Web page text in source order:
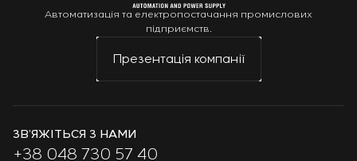
Автоматизація та електропостачання промислових
підприємств.
Презентація компанії
ЗВ’ЯЖІТЬСЯ З НАМИ
+38 048 730 57 40